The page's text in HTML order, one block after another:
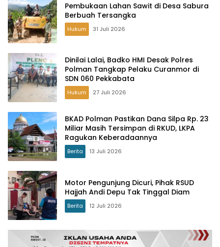
Pembukaan Lahan Sawit di Desa Sabura
Berbuah Tersangka
Hukum 31 Juli 2026
Dinilai Lalai, Badko HMI Desak Polres
Polman Tangkap Pelaku Curanmor di
SDN 060 Pekkabata
Hukum 27 Juli 2026
BKAD Polman Pastikan Dana Silpa Rp. 23
Miliar Masih Tersimpan di RKUD, LKPA
Ragukan Keberadaannya
Berita 13 Juli 2026
Motor Pengunjung Dicuri, Pihak RSUD
Hajjah Andi Depu Tak Tinggal Diam
Berita 12 Juli 2026